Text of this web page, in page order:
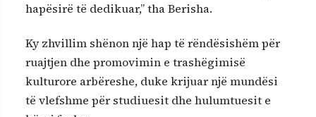
hapësirë të dedikuar,” tha Berisha.
Ky zhvillim shënon një hap të rëndësishëm për
ruajtjen dhe promovimin e trashëgimisë
kulturore arbëreshe, duke krijuar një mundësi
të vlefshme për studiuesit dhe hulumtuesit e